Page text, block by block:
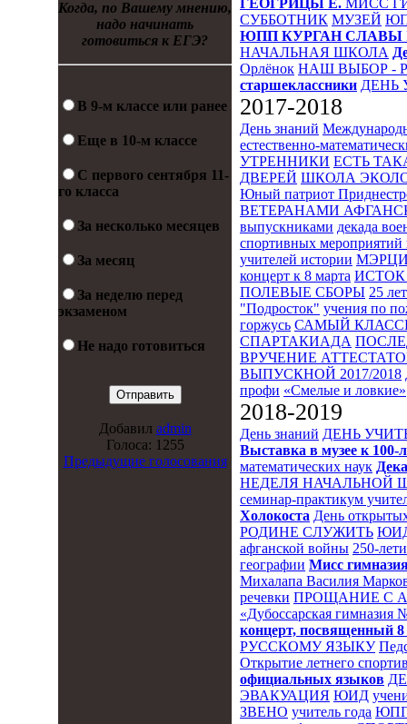
Когда, по Вашему мнению,
надо начинать
готовиться к ЕГЭ?
В 9-м классе или ранее
Еще в 10-м классе
С первого сентября 11-
го класса
За несколько месяцев
За месяц
За неделю перед
экзаменом
Не надо готовиться
Добавил admin
Голоса: 1255
Предыдущие голосования
ГЕОГРИЦЫ Е. МИСС
СУББОТНИК МУЗЕЙ
ЮПП КУРГАН СЛАВЫ
НАЧАЛЬНАЯ ШКОЛА
Орлёнок НАШ ВЫБОР -
старшеклассники ДЕНЬ
2017-2018
День знаний
естественно-
УТРЕННИКИ ЕСТЬ
ДВЕРЕЙ ШКОЛА
Юный патриот
ВЕТЕРАНАМИ
выпускниками декада
спортивных мероприятий
учителей истории
концерт к 8 марта ИСТОК
ПОЛЕВЫЕ СБОРЫ 25
"Подросток" учения по
горжусь САМЫЙ
СПАРТАКИАДА
ВРУЧЕНИЕ
ВЫПУСКНОЙ 2017/2018
профи «Смелые и ловкие»
2018-2019
День знаний ДЕНЬ
Выставка в музее к
математических наук
НЕДЕЛЯ НАЧАЛЬНОЙ
семинар-практикум
Холокоста День
РОДИНЕ СЛУЖИТЬ
афганской войны 250-
географии Мисс
Михалапа Василия
речевки ПРОЩАНИЕ С
«Дубоссарская гимназия
концерт, посвященный
РУССКОМУ ЯЗЫКУ
Открытие летнего
официальных языков
ЭВАКУАЦИЯ ЮИД
ЗВЕНО учитель года